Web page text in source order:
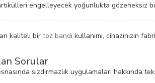
engelleyecek yoğunlukta gözeneksiz
kaliteli bir toz bandı kullanımı, cihazınızın
Sorular
sızdırmazlık uygulamaları hakkında